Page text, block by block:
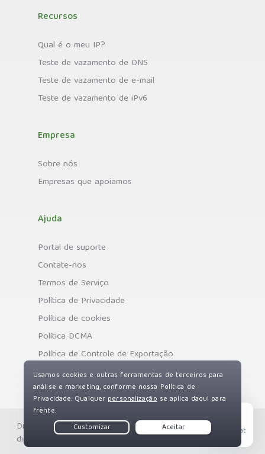
Recursos
Qual é o meu IP?
Teste de vazamento de DNS
Teste de vazamento de e-mail
Teste de vazamento de iPv6
Empresa
Sobre nós
Empresas que apoiamos
Ajuda
Portal de suporte
Contate-nos
Termos de Serviço
Política de Privacidade
Política de cookies
Política DCMA
Política de Controle de Exportação
Direitos autorais © Private Internet Access, Inc. Todos os
direitos reservados.
Live Chat